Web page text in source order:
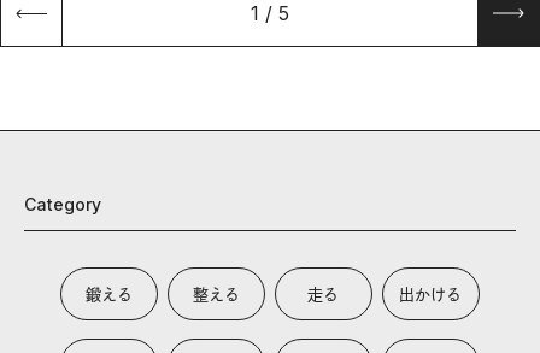
1 / 5
Category
鍛える 整える 走る 出かける